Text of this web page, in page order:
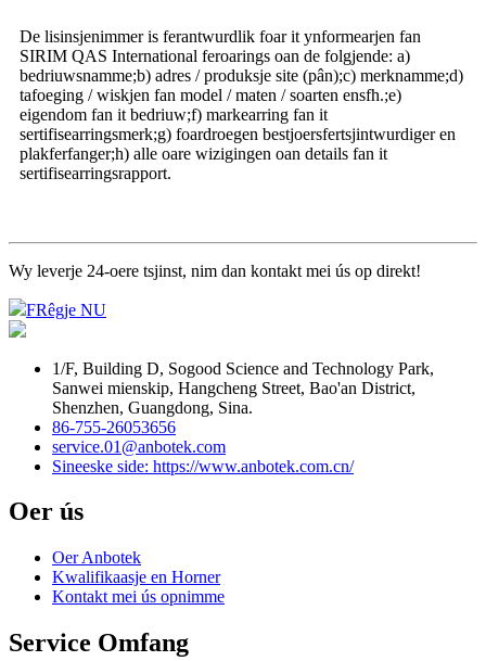
De lisinsjenimmer is ferantwurdlik foar it ynformearjen fan
SIRIM QAS International feroarings oan de folgjende: a)
bedriuwsnamme;b) adres / produksje site (pân);c) merknamme;d)
tafoeging / wiskjen fan model / maten / soarten ensfh.;e)
eigendom fan it bedriuw;f) markearring fan it
sertifisearringsmerk;g) foardroegen bestjoersfertsjintwurdiger en
plakferfanger;h) alle oare wizigingen oan details fan it
sertifisearringsrapport.
Wy leverje 24-oere tsjinst, nim dan kontakt mei ús op direkt!
FRêgje NU
1/F, Building D, Sogood Science and Technology Park,
Sanwei mienskip, Hangcheng Street, Bao'an District,
Shenzhen, Guangdong, Sina.
86-755-26053656
service.01@anbotek.com
Sineeske side: https://www.anbotek.com.cn/
Oer ús
Oer Anbotek
Kwalifikaasje en Horner
Kontakt mei ús opnimme
Service Omfang